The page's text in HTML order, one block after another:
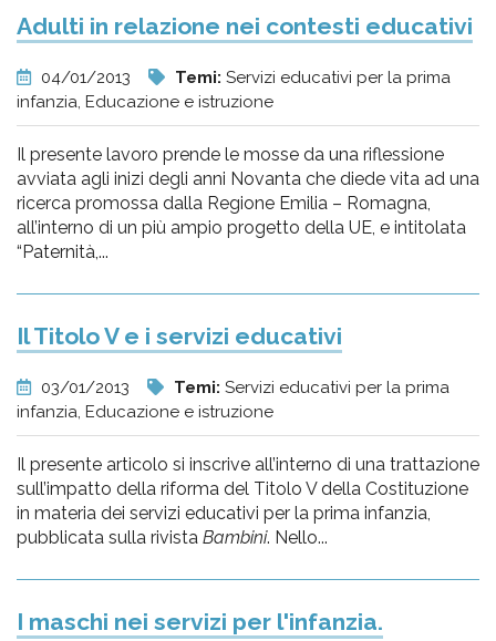
Adulti in relazione nei contesti educativi
04/01/2013 Temi: Servizi educativi per la prima
infanzia, Educazione e istruzione
Il presente lavoro prende le mosse da una riflessione
avviata agli inizi degli anni Novanta che diede vita ad una
ricerca promossa dalla Regione Emilia – Romagna,
all’interno di un più ampio progetto della UE, e intitolata
“Paternità,...
Il Titolo V e i servizi educativi
03/01/2013 Temi: Servizi educativi per la prima
infanzia, Educazione e istruzione
Il presente articolo si inscrive all’interno di una trattazione
sull’impatto della riforma del Titolo V della Costituzione
in materia dei servizi educativi per la prima infanzia,
pubblicata sulla rivista Bambini. Nello...
I maschi nei servizi per l'infanzia.